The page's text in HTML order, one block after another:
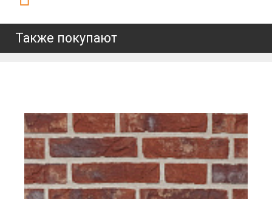
Также покупают